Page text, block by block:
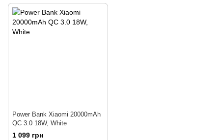
Power Bank Xiaomi 20000mAh
QC 3.0 18W, White
1 099 грн